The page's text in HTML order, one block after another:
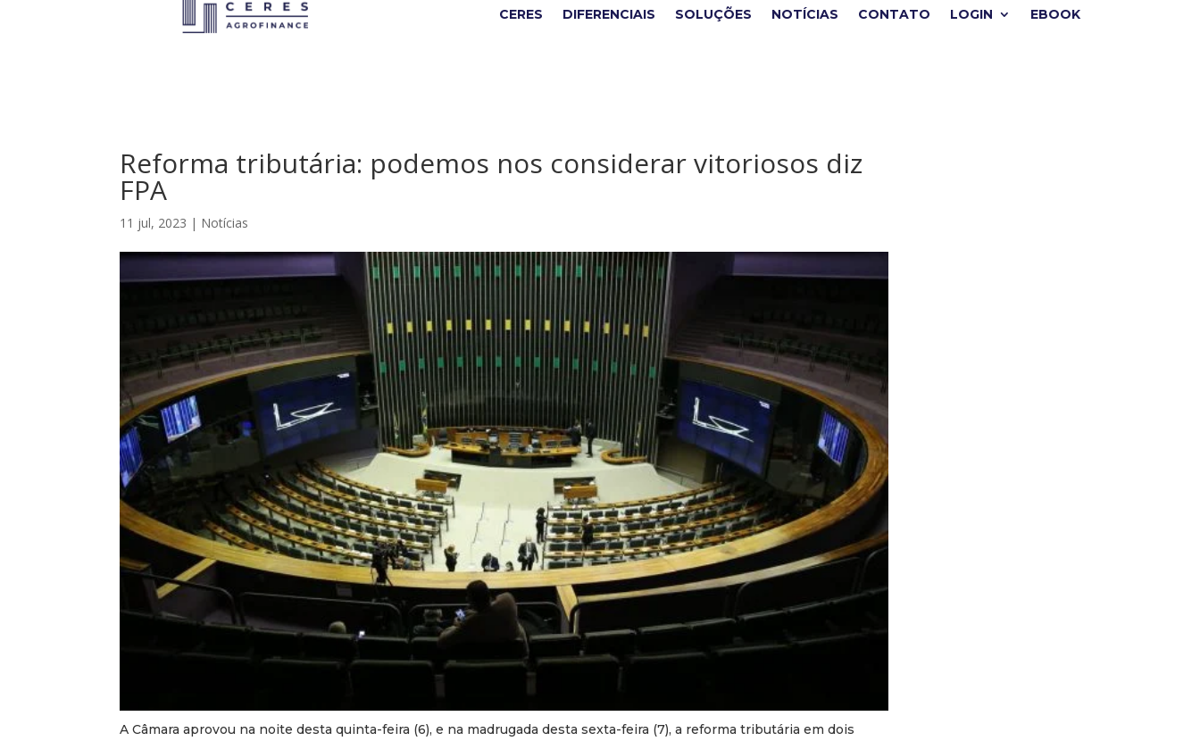
CERES DIFERENCIAIS SOLUÇÕES NOTÍCIAS CONTATO LOGIN EBOOK
Reforma tributária: podemos nos considerar vitoriosos diz
FPA
11 jul, 2023 | Notícias
A Câmara aprovou na noite desta quinta-feira (6), e na madrugada desta sexta-feira (7), a reforma tributária em dois